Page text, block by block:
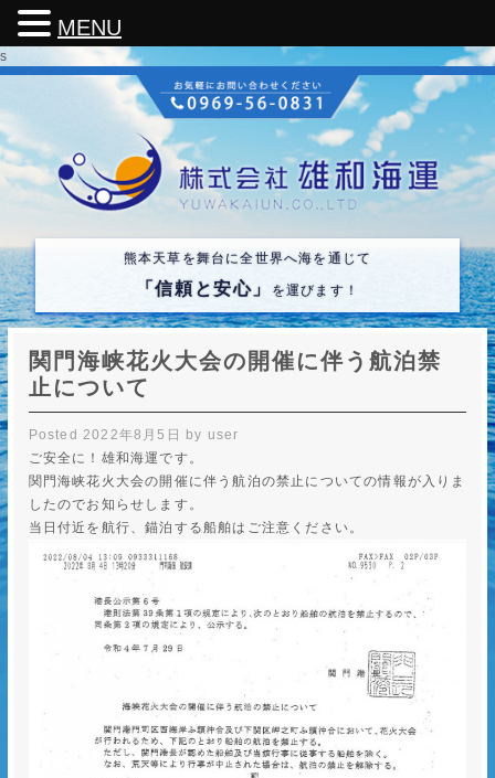
s
熊本天草を舞台に全世界へ海を通じて
「信頼と安心」 を運びます！
関門海峡花火大会の開催に伴う航泊禁
止について
Posted2022年8月5日 by user
ご安全に！雄和海運です。
関門海峡花火大会の開催に伴う航泊の禁止についての情報が入りま
したのでお知らせします。
当日付近を航行、錨泊する船舶はご注意ください。
MENU